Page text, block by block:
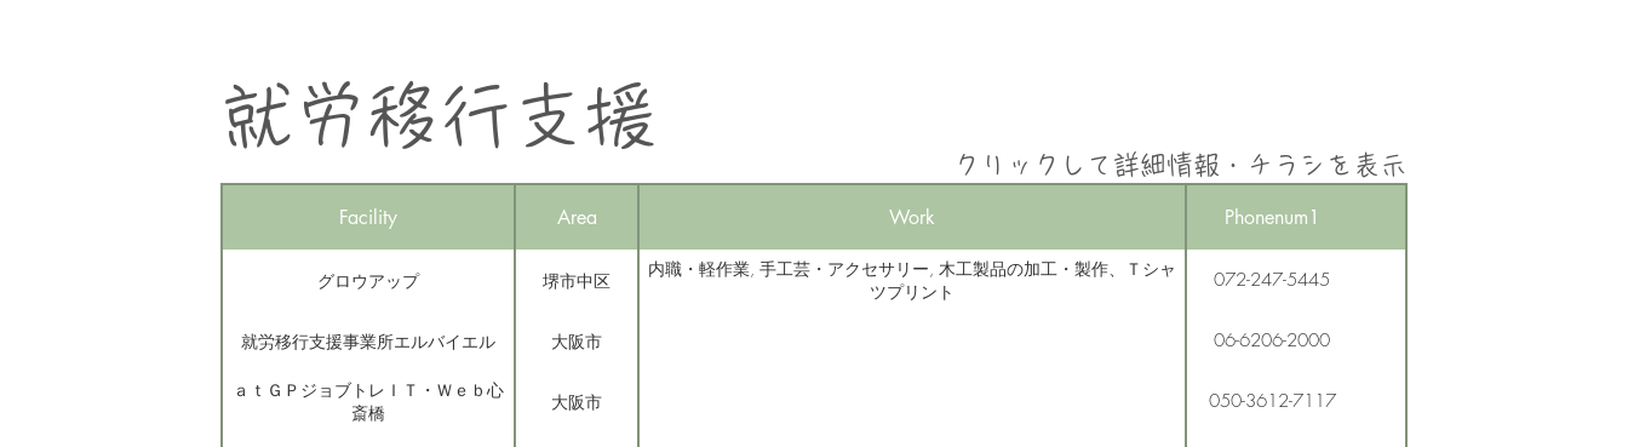
​就労移行支援
クリックして詳細情報・チラシを表示
Facility Area Work Phonenum1
グロウアップ 堺市中区
内職・軽作業, 手工芸・アクセサリー, 木工製品の加工・製作、Ｔシャ
ツプリント
072-247-5445
就労移行支援事業所エルバイエル 大阪市 06-6206-2000
ａｔＧＰジョブトレＩＴ・Ｗｅｂ心
斎橋
大阪市 050-3612-7117